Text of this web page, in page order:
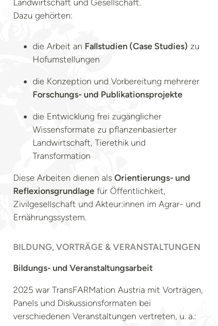
Landwirtschaft und Gesellschaft.
Dazu gehörten:
die Arbeit an Fallstudien (Case Studies) zu
Hofumstellungen
die Konzeption und Vorbereitung mehrerer
Forschungs- und Publikationsprojekte
die Entwicklung frei zugänglicher
Wissensformate zu pflanzenbasierter
Landwirtschaft, Tierethik und
Transformation
Diese Arbeiten dienen als Orientierungs- und
Reflexionsgrundlage für Öffentlichkeit,
Zivilgesellschaft und Akteur:innen im Agrar- und
Ernährungssystem.
BILDUNG, VORTRÄGE & VERANSTALTUNGEN
Bildungs- und Veranstaltungsarbeit
2025 war TransFARMation Austria mit Vorträgen,
Panels und Diskussionsformaten bei
verschiedenen Veranstaltungen vertreten, u. a.: